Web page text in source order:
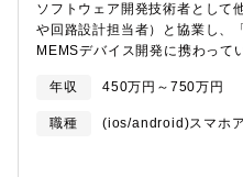
ソフトウェア開発技術者として
や回路設計担当者）と協業し、
MEMSデバイス開発に携わって
組み込みシステム開発：C・ア
アプリ開発：Java、Swift言わ
に携わるのではなく、“ゼロか
る”。自社一貫体制を敷いてい
年収 450万円～750万円
職種
(ios/android)スマホ